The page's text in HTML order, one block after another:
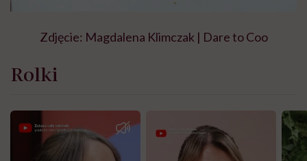
Zdjęcie: Magdalena Klimczak | Dare to Coo
Rolki